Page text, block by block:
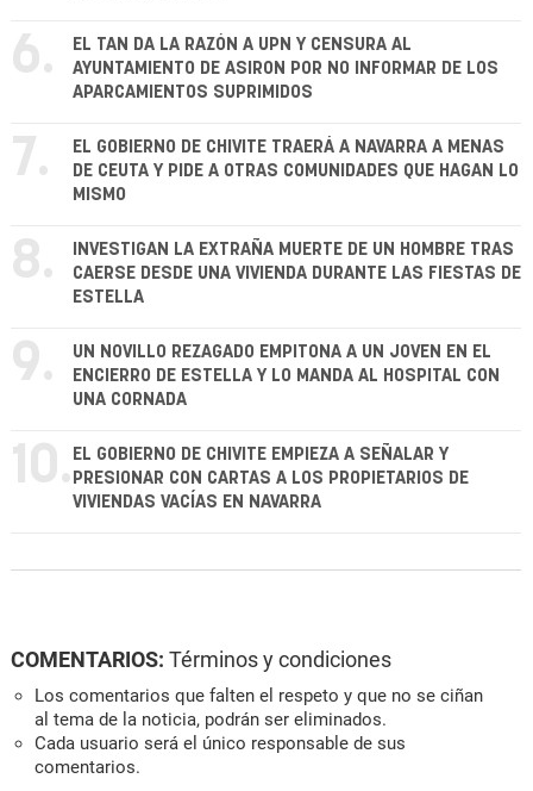
6.
EL TAN DA LA RAZÓN A UPN Y CENSURA AL
AYUNTAMIENTO DE ASIRON POR NO INFORMAR DE LOS
APARCAMIENTOS SUPRIMIDOS
7.
EL GOBIERNO DE CHIVITE TRAERÁ A NAVARRA A MENAS
DE CEUTA Y PIDE A OTRAS COMUNIDADES QUE HAGAN LO
MISMO
8.
INVESTIGAN LA EXTRAÑA MUERTE DE UN HOMBRE TRAS
CAERSE DESDE UNA VIVIENDA DURANTE LAS FIESTAS DE
ESTELLA
9.
UN NOVILLO REZAGADO EMPITONA A UN JOVEN EN EL
ENCIERRO DE ESTELLA Y LO MANDA AL HOSPITAL CON
UNA CORNADA
10. EL GOBIERNO DE CHIVITE EMPIEZA A SEÑALAR Y
PRESIONAR CON CARTAS A LOS PROPIETARIOS DE
VIVIENDAS VACÍAS EN NAVARRA
COMENTARIOS: Términos y condiciones
Los comentarios que falten el respeto y que no se ciñan
al tema de la noticia, podrán ser eliminados.
Cada usuario será el único responsable de sus
comentarios.